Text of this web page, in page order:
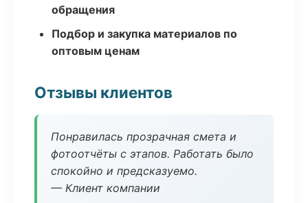
обращения
Подбор и закупка материалов по
оптовым ценам
Отзывы клиентов
Понравилась прозрачная смета и
фотоотчёты с этапов. Работать было
спокойно и предсказуемо.
— Клиент компании